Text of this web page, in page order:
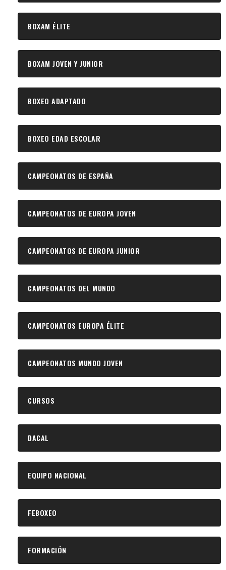
BOXAM ÉLITE
BOXAM JOVEN Y JUNIOR
BOXEO ADAPTADO
BOXEO EDAD ESCOLAR
CAMPEONATOS DE ESPAÑA
CAMPEONATOS DE EUROPA JOVEN
CAMPEONATOS DE EUROPA JUNIOR
CAMPEONATOS DEL MUNDO
CAMPEONATOS EUROPA ÉLITE
CAMPEONATOS MUNDO JOVEN
CURSOS
DACAL
EQUIPO NACIONAL
FEBOXEO
FORMACIÓN